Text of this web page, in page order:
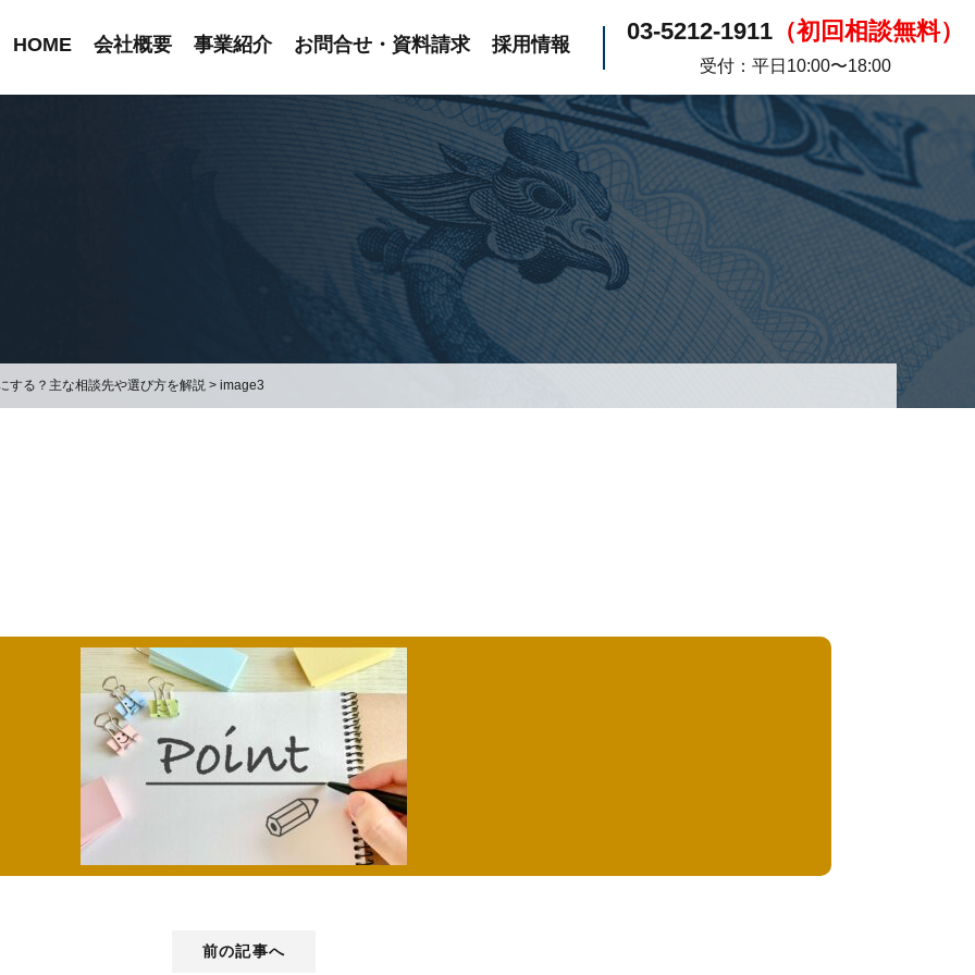
HOME 会社概要 事業紹介 お問合せ・資料請求 採用情報 03-5212-1911 （初回相談無料）
受付：平日10:00〜18:00
する？主な相談先や選び方を解説 > image3
前の記事へ